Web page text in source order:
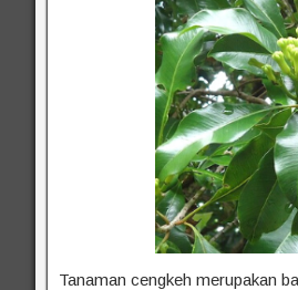
Tanaman cengkeh merupakan